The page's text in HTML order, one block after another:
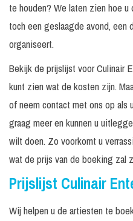
te houden? We laten zien hoe
toch een geslaagde avond,
organiseert.
Bekijk de prijslijst voor Culinair
kunt zien wat de kosten zijn.
of neem contact met ons op als
graag meer en kunnen u
wilt doen. Zo voorkomt u
wat de prijs van de boeking zal
Prijslijst Culinair
Wij helpen u de artiesten te